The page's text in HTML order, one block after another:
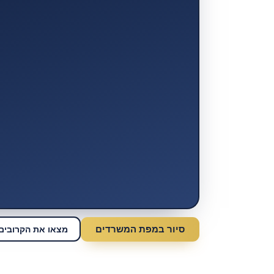
סיור במפת המשרדים מצאו את